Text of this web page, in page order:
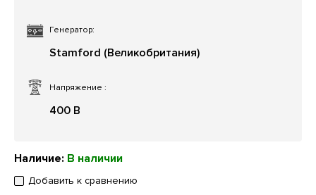
Напряжение :
400 В
Генератор:
Stamford (Великобритания)
Наличие: В наличии
Добавить к сравнению